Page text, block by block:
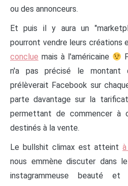
ou des annonceurs.
Et puis il y aura un
pourront vendre leurs créations
conclue mais à l'américaine
n'a pas précisé le montant
prélèverait Facebook sur
parte davantage sur la
permettant de commencer à
destinés à la vente.
Le bullshit climax est atteint
nous emmène discuter dans
instagrammeuse beauté